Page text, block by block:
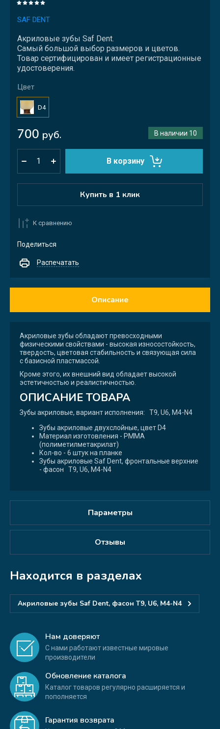
SAF DENT
Акриловые зубы Saf Dent.
Самый большой выбор размеров и цветов.
Товар сертифицирован и имеет регистрационные
удостоверения.
Цвет
D4
В наличии 10
700 руб.
В корзину
Купить в 1 клик
К сравнению
Поделиться
Распечатать
Описание
Акриловые зубы обладают превосходными
физическими свойствами - высокая износостойкость,
твердость, цветовая стабильность и связующая сила
с базисной пластмассой.
Кроме этого, их внешний вид обладает высокой
эстетичностью и реалистичностью.
ОПИСАНИЕ ТОВАРА
Зубы акриловые, вариант исполнения: T9, U6, M4-N4
Зубы акриловые двухслойные, цвет D4
Материал изготовления - PMMA
(полиметилметакрилат)
Кол-во - 6 штук на планке
Зубы акриловые Saf Dent, фронтальные верхние
- фасон T9, U6, M4-N4
Параметры
Отзывы
Находится в разделах
Акриловые зубы Saf Dent, фасон T9, U6, M4-N4
Нам доверяют
С нами работают известные мировые
производители
Обновление каталога
Каталог товаров регулярно расширяется и
пополняется
Гарантия возврата